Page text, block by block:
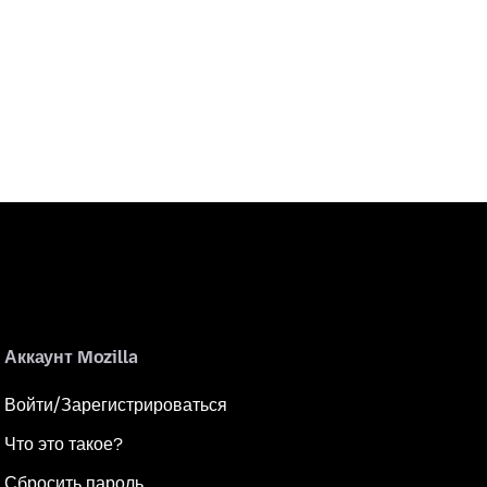
Аккаунт Mozilla
Войти/Зарегистрироваться
Что это такое?